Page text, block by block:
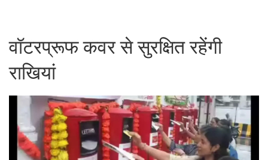
वॉटरप्रूफ कवर से सुरक्षित रहेंगी
राखियां